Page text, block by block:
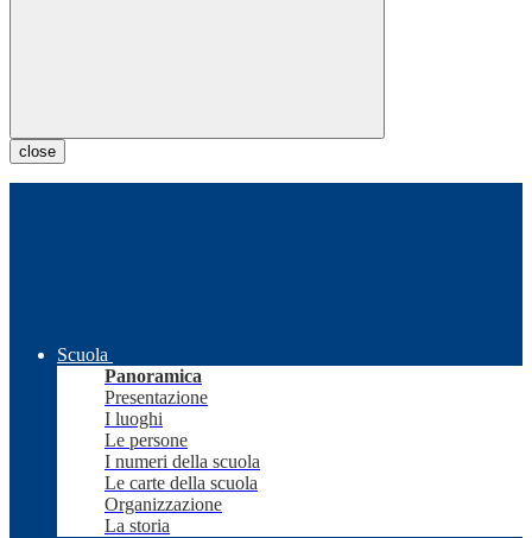
close
Scuola
Panoramica
Presentazione
I luoghi
Le persone
I numeri della scuola
Le carte della scuola
Organizzazione
La storia